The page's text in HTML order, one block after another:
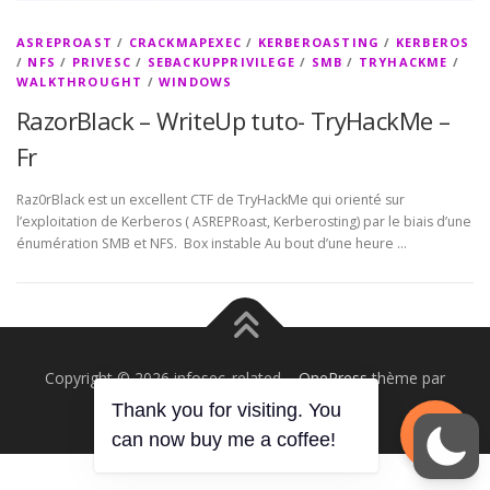
ASREPROAST / CRACKMAPEXEC / KERBEROASTING / KERBEROS
/ NFS / PRIVESC / SEBACKUPPRIVILEGE / SMB / TRYHACKME /
WALKTHROUGHT /WINDOWS
RazorBlack – WriteUp tuto- TryHackMe –
Fr
Raz0rBlack est un excellent CTF de TryHackMe qui orienté sur
l’exploitation de Kerberos ( ASREPRoast, Kerberosting) par le biais d’une
énumération SMB et NFS. Box instable Au bout d’une heure …
Copyright © 2026 infosec_related–OnePressthème par
FameThemes. Traduit par Wp Trads.
Thank you for visiting. You
can now buy me a coffee!